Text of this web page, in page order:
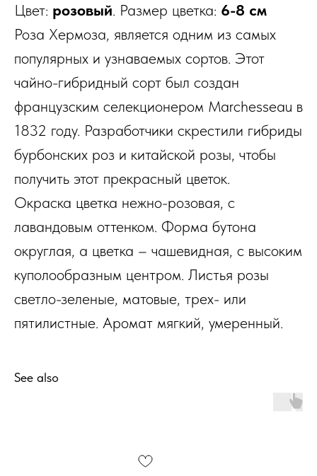
Цвет: розовый. Размер цветка: 6-8 см
Роза Хермоза, является одним из самых
популярных и узнаваемых сортов. Этот
чайно-гибридный сорт был создан
французским селекционером Marchesseau в
1832 году. Разработчики скрестили гибриды
бурбонских роз и китайской розы, чтобы
получить этот прекрасный цветок.
Окраска цветка нежно-розовая, с
лавандовым оттенком. Форма бутона
округлая, а цветка – чашевидная, с высоким
куполообразным центром. Листья розы
светло-зеленые, матовые, трех- или
пятилистные. Аромат мягкий, умеренный.
See also